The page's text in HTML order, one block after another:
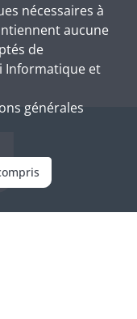
nécessaires à
aucune
de
Informatique et
générales